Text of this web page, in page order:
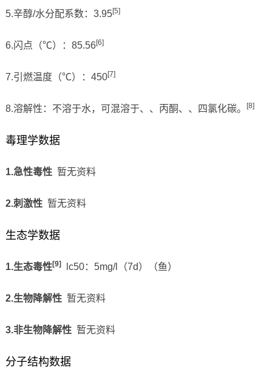
5.辛醇/水分配系数：3.95[5]
6.闪点（℃）：85.56[6]
7.引燃温度（℃）：450[7]
8.溶解性：不溶于水，可混溶于、、丙酮、、四氯化碳。 [8]
毒理学数据
1.急性毒性暂无资料
2.刺激性暂无资料
生态学数据
1.生态毒性[9]lc50：5mg/l（7d）（鱼）
2.生物降解性暂无资料
3.非生物降解性暂无资料
分子结构数据